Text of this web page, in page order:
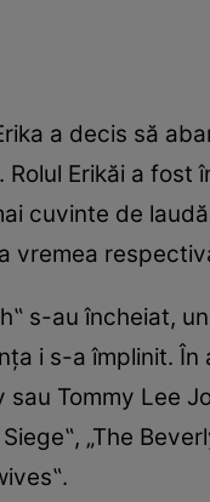
a decis să
Rolul Erikăi a
cuvinte de
vremea
s-au încheiat,
i s-a împlinit.
Tommy Lee
„The